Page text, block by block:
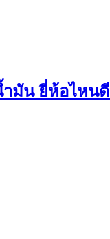
มัน ยี่ห้อไหนดี